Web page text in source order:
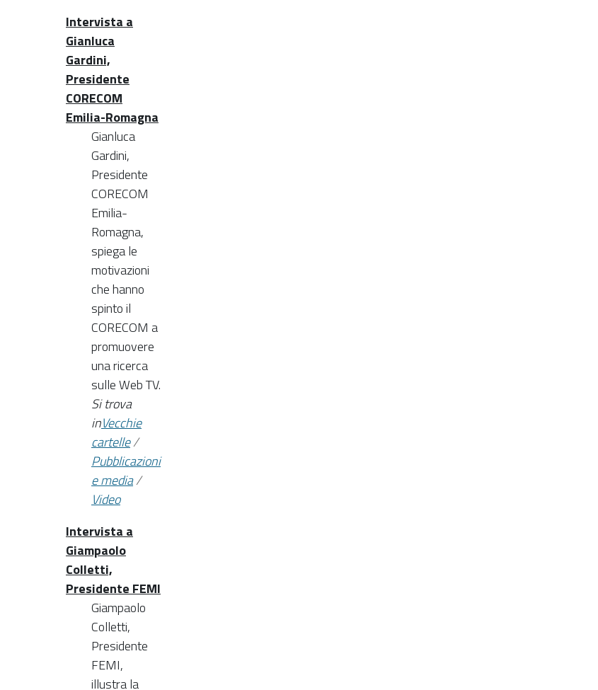
Intervista a
Gianluca
Gardini,
Presidente
CORECOM
Emilia-Romagna
Gianluca
Gardini,
Presidente
CORECOM
Emilia-
Romagna,
spiega le
motivazioni
che hanno
spinto il
CORECOM a
promuovere
una ricerca
sulle Web TV.
Si trova
inVecchie
cartelle/
Pubblicazioni
e media/
Video
Intervista a
Giampaolo
Colletti,
Presidente FEMI
Giampaolo
Colletti,
Presidente
FEMI,
illustra la